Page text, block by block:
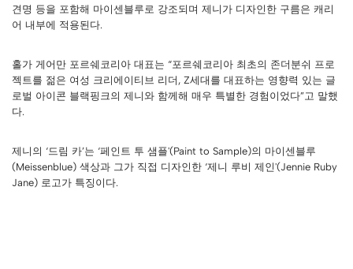
견명 등을 포함해 마이센블루로 강조되며 제니가 디자인한 구름은 캐리
어 내부에 적용된다.
홀가 게어만 포르쉐코리아 대표는 “포르쉐코리아 최초의 존더분쉬 프로
젝트를 젊은 여성 크리에이티브 리더, Z세대를 대표하는 영향력 있는 글
로벌 아이콘 블랙핑크의 제니와 함께해 매우 특별한 경험이었다”고 말했
다.
제니의 ‘드림 카’는 ‘페인트 투 샘플'(Paint to Sample)의 마이센블루
(Meissenblue) 색상과 그가 직접 디자인한 ‘제니 루비 제인'(Jennie Ruby
Jane) 로고가 특징이다.